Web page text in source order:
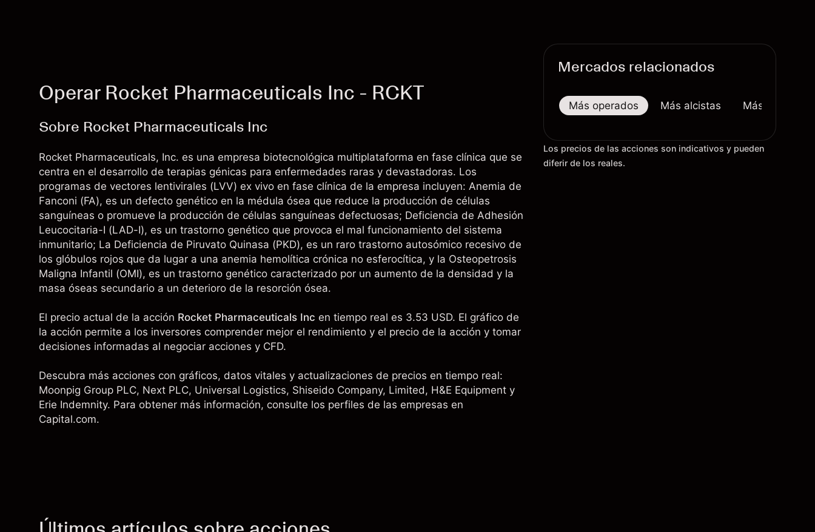
Operar Rocket Pharmaceuticals Inc - RCKT
Sobre Rocket Pharmaceuticals Inc
Rocket Pharmaceuticals, Inc. es una empresa biotecnológica multiplataforma en fase clínica que se
centra en el desarrollo de terapias génicas para enfermedades raras y devastadoras. Los
programas de vectores lentivirales (LVV) ex vivo en fase clínica de la empresa incluyen: Anemia de
Fanconi (FA), es un defecto genético en la médula ósea que reduce la producción de células
sanguíneas o promueve la producción de células sanguíneas defectuosas; Deficiencia de Adhesión
Leucocitaria-I (LAD-I), es un trastorno genético que provoca el mal funcionamiento del sistema
inmunitario; La Deficiencia de Piruvato Quinasa (PKD), es un raro trastorno autosómico recesivo de
los glóbulos rojos que da lugar a una anemia hemolítica crónica no esferocítica, y la Osteopetrosis
Maligna Infantil (OMI), es un trastorno genético caracterizado por un aumento de la densidad y la
masa óseas secundario a un deterioro de la resorción ósea.
El precio actual de la acción Rocket Pharmaceuticals Inc en tiempo real es 3.53 USD. El gráfico de
la acción permite a los inversores comprender mejor el rendimiento y el precio de la acción y tomar
decisiones informadas al negociar acciones y CFD.
Descubra más acciones con gráficos, datos vitales y actualizaciones de precios en tiempo real:
Moonpig Group PLC, Next PLC, Universal Logistics, Shiseido Company, Limited, H&E Equipment y
Erie Indemnity. Para obtener más información, consulte los perfiles de las empresas en
Capital.com.
Mercados relacionados
Más operados Más alcistas Más bajistas
Los precios de las acciones son indicativos y pueden
diferir de los reales.